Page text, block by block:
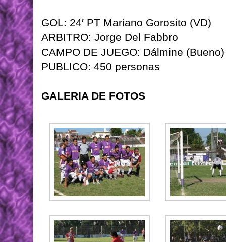
GOL: 24′ PT Mariano Gorosito (VD)
ARBITRO: Jorge Del Fabbro
CAMPO DE JUEGO: Dálmine (Bueno)
PUBLICO: 450 personas
GALERIA DE FOTOS